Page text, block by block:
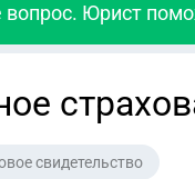
вопрос. Юрист
свидетельство